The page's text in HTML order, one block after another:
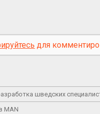
для
шведских
MAN